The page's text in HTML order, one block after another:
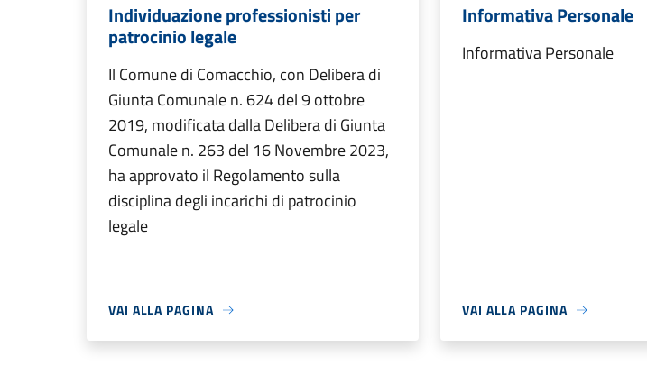
Individuazione professionisti per
patrocinio legale
Il Comune di Comacchio, con Delibera di
Giunta Comunale n. 624 del 9 ottobre
2019, modificata dalla Delibera di Giunta
Comunale n. 263 del 16 Novembre 2023,
ha approvato il Regolamento sulla
disciplina degli incarichi di patrocinio
legale
VAI ALLA PAGINA
Informativa Personale
Informativa Personale
VAI ALLA PAGINA